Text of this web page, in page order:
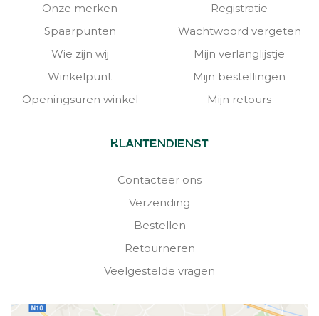
Onze merken
Spaarpunten
Wie zijn wij
Winkelpunt
Openingsuren winkel
Registratie
Wachtwoord vergeten
Mijn verlanglijstje
Mijn bestellingen
Mijn retours
KLANTENDIENST
Contacteer ons
Verzending
Bestellen
Retourneren
Veelgestelde vragen